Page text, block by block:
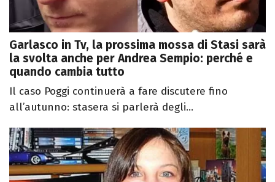
Garlasco in Tv, la prossima mossa di Stasi sarà
la svolta anche per Andrea Sempio: perché e
quando cambia tutto
Il caso Poggi continuerà a fare discutere fino
all’autunno: stasera si parlerà degli...